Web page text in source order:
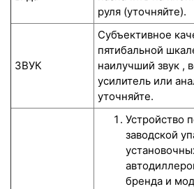
руля (уточняйте).
ЗВУК
Субъективное
пятибальной
наилучший звук ,
усилитель или
уточняйте.
Устройство
заводской
бренда и